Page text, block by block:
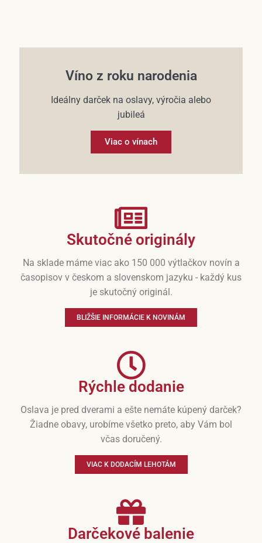
Víno z roku narodenia
Ideálny darček na oslavy, výročia alebo
jubileá
Viac o vínach
Skutočné originály
Na sklade máme viac ako 150 000 výtlačkov novín a
časopisov v českom a slovenskom jazyku - každý kus
je skutočný originál.
BLIŽŠIE INFORMÁCIE K NOVINÁM
Rýchle dodanie
Oslava je pred dverami a ešte nemáte kúpený darček?
Žiadne obavy, urobíme všetko preto, aby Vám bol
včas doručený.
VIAC K DODACÍM LEHOTÁM
Darčekové balenie